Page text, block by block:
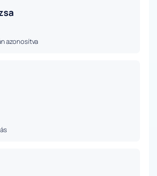
azonosítva